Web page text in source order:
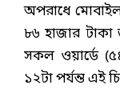
অপরাধে
৮৬ হাজার
সকল ওয়ার্ডে
১২টা পর্যন্ত এই